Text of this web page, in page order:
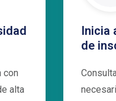
con
alta
Inicia
de